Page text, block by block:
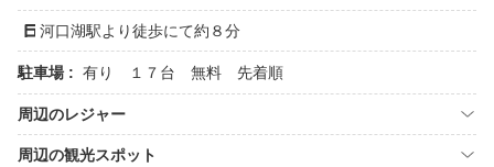
河口湖駅より徒歩にて約８分
駐車場 : 有り １７台 無料 先着順
周辺のレジャー
周辺の観光スポット